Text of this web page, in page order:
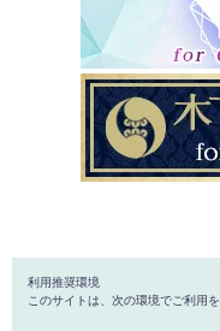
利用推奨環境
このサイトは、次の環境でご利用を